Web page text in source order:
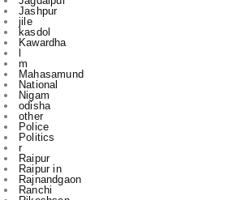
l
m
Mahasamund
National
Nigam
odisha
other
Police
Politics
r
Raipur
Raipur in
Rajnandgaon
Ranchi
Rikeshsen
Risali
Rojgaar
Santosh Rai
Sports